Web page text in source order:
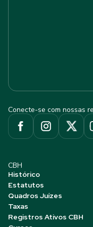
Conecte-se com nossas
CBH
Histórico
Estatutos
Quadros Juízes
Taxas
Registros Ativos CBH